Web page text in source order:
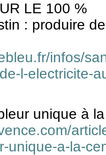
LE 100 %
: produire
infos/
l-electricite-
unique à
unique-a-la-